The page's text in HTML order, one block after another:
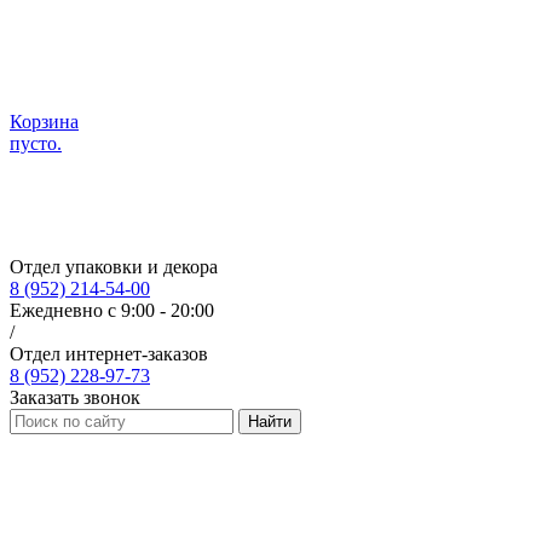
Корзина
пусто.
Отдел упаковки и декора
8 (952) 214-54-00
Ежедневно с 9:00 - 20:00
/
Отдел интернет-заказов
8 (952) 228-97-73
Заказать звонок
Найти